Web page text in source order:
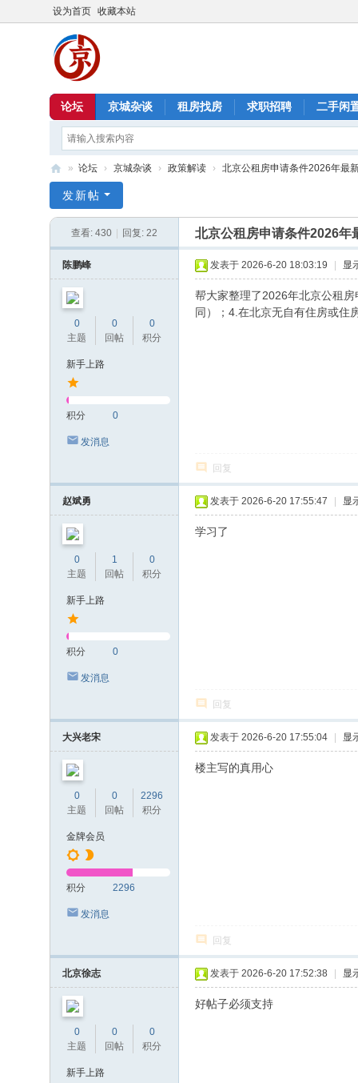
设为首页 收藏本站
论坛 京城杂谈 租房找房 求职招聘 二手闲
京
» 论坛 › 京城杂谈 › 政策解读 › 北京公租房申请条件2026年最
发新帖
查看: 430 回复: 22 北京公租房申请条件2026年
陈鹏峰
0
主题
0
回帖
0
积分
新手上路
积分 0
发消息
发表于 2026-6-20 18:03:19 显
帮大家整理了2026年北京公租
同）；4.在北京无自有住房或住
回复
赵斌勇
0
主题
1
回帖
0
积分
新手上路
积分 0
发消息
发表于 2026-6-20 17:55:47 显
学习了
回复
大兴老宋
0
主题
0
回帖
2296
积分
金牌会员
积分 2296
发消息
发表于 2026-6-20 17:55:04 显
楼主写的真用心
回复
北京徐志
0
主题
0
回帖
0
积分
新手上路
发表于 2026-6-20 17:52:38 显
好帖子必须支持